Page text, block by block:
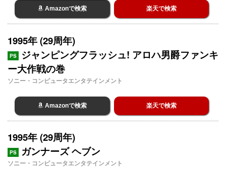
Amazonで検索 楽天で検索
1995年 (29周年)
PS
ジャンピングフラッシュ! アロハ男爵ファンキ
ー大作戦の巻
ソニー・コンピュータエンタテインメント
Amazonで検索 楽天で検索
1995年 (29周年)
PS ガンナーズ ヘブン
ソニー・コンピュータエンタテインメント